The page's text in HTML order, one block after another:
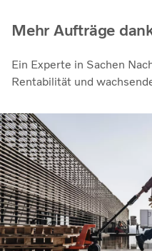
Mehr Aufträge
Ein Experte in Sachen
Rentabilität und